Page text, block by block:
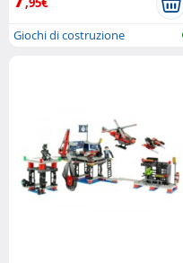
Giochi di costruzione